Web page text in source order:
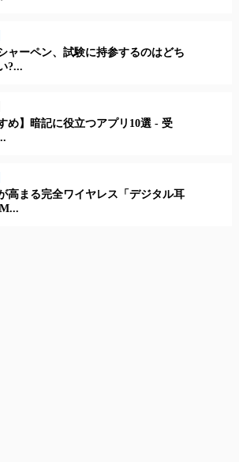
ャーペン、試験に持参するのはどち
?...
め】暗記に役立つアプリ10選 - 受
高まる完全ワイヤレス「デジタル耳